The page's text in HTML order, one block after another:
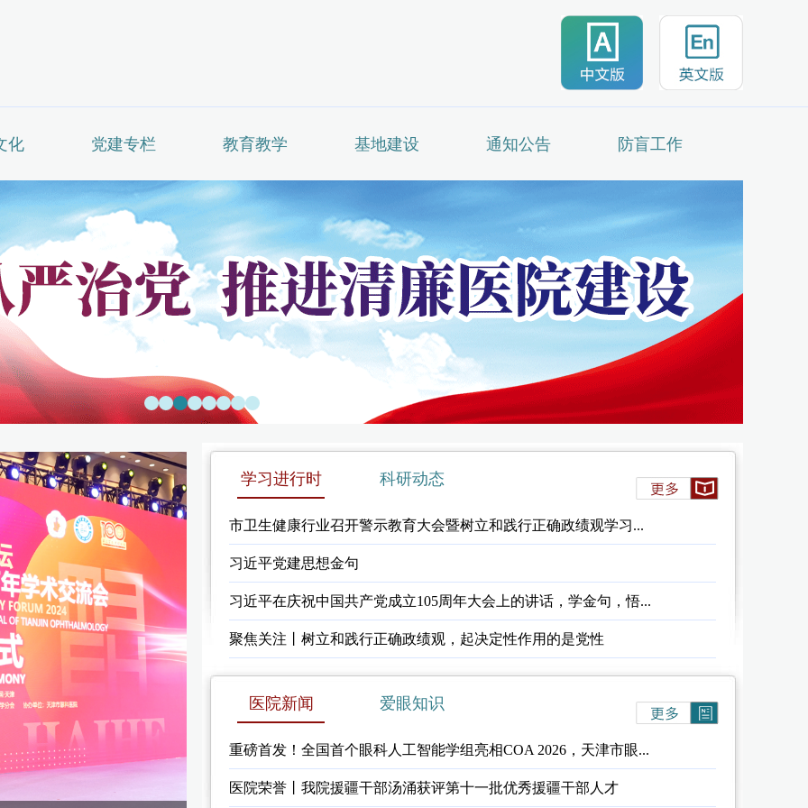
化 党建专栏 教育教学 基地建设 通知公告 防盲工作
学习进行时 科研动态
市卫生健康行业召开警示教育大会暨树立和践行正确政绩观学习...
习近平党建思想金句
习近平在庆祝中国共产党成立105周年大会上的讲话，学金句，悟...
聚焦关注丨树立和践行正确政绩观，起决定性作用的是党性
医院新闻 爱眼知识
重磅首发！全国首个眼科人工智能学组亮相COA 2026，天津市眼...
医院荣誉丨我院援疆干部汤涌获评第十一批优秀援疆干部人才